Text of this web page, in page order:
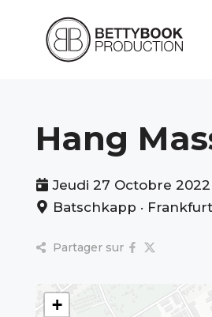
contenu
Hang
Jeudi 27 Octobre 2022
Batschkapp ·
Partager sur
+